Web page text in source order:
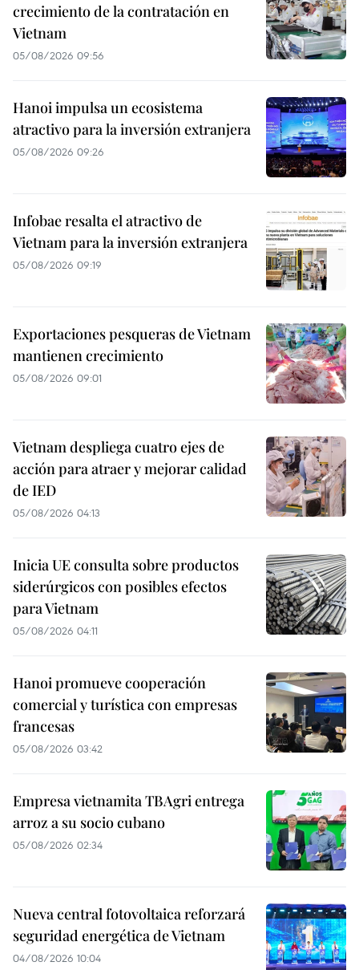
crecimiento de la contratación en
Vietnam
05/08/2026 09:56
Hanoi impulsa un ecosistema
atractivo para la inversión extranjera
05/08/2026 09:26
Infobae resalta el atractivo de
Vietnam para la inversión extranjera
05/08/2026 09:19
Exportaciones pesqueras de Vietnam
mantienen crecimiento
05/08/2026 09:01
Vietnam despliega cuatro ejes de
acción para atraer y mejorar calidad
de IED
05/08/2026 04:13
Inicia UE consulta sobre productos
siderúrgicos con posibles efectos
para Vietnam
05/08/2026 04:11
Hanoi promueve cooperación
comercial y turística con empresas
francesas
05/08/2026 03:42
Empresa vietnamita TBAgri entrega
arroz a su socio cubano
05/08/2026 02:34
Nueva central fotovoltaica reforzará
seguridad energética de Vietnam
04/08/2026 10:04